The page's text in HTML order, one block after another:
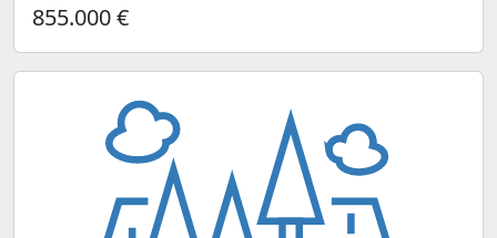
855.000 €